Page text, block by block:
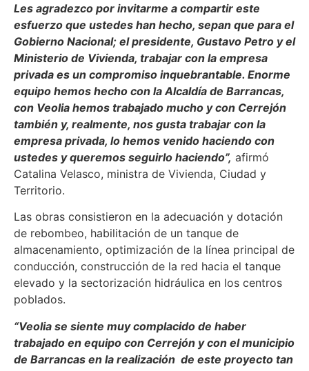
Les agradezco por invitarme a compartir este
esfuerzo que ustedes han hecho, sepan que para el
Gobierno Nacional; el presidente, Gustavo Petro y el
Ministerio de Vivienda, trabajar con la empresa
privada es un compromiso inquebrantable. Enorme
equipo hemos hecho con la Alcaldía de Barrancas,
con Veolia hemos trabajado mucho y con Cerrejón
también y, realmente, nos gusta trabajar con la
empresa privada, lo hemos venido haciendo con
ustedes y queremos seguirlo haciendo”, afirmó
Catalina Velasco, ministra de Vivienda, Ciudad y
Territorio.
Las obras consistieron en la adecuación y dotación
de rebombeo, habilitación de un tanque de
almacenamiento, optimización de la línea principal de
conducción, construcción de la red hacia el tanque
elevado y la sectorización hidráulica en los centros
poblados.
“Veolia se siente muy complacido de haber
trabajado en equipo con Cerrejón y con el municipio
de Barrancas en la realización de este proyecto tan